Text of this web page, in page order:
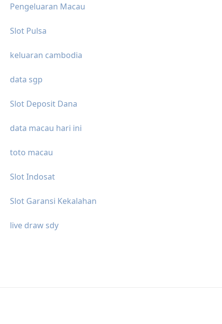
Pengeluaran Macau
Slot Pulsa
keluaran cambodia
data sgp
Slot Deposit Dana
data macau hari ini
toto macau
Slot Indosat
Slot Garansi Kekalahan
live draw sdy